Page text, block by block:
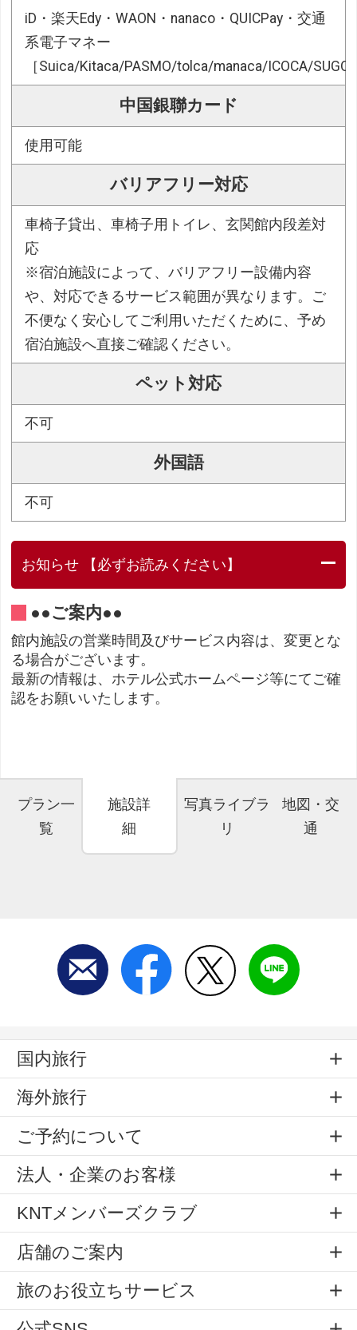
iD・楽天Edy・WAON・nanaco・QUICPay・交通
系電子マネー
［Suica/Kitaca/PASMO/tolca/manaca/ICOCA/
中国銀聯カード
使用可能
バリアフリー対応
車椅子貸出、車椅子用トイレ、玄関館内段差対
応
※宿泊施設によって、バリアフリー設備内容
や、対応できるサービス範囲が異なります。ご
不便なく安心してご利用いただくために、予め
宿泊施設へ直接ご確認ください。
ペット対応
不可
外国語
不可
お知らせ 【必ずお読みください】
●●ご案内●●
館内施設の営業時間及びサービス内容は、変更とな
る場合がございます。
最新の情報は、ホテル公式ホームページ等にてご確
認をお願いいたします。
プラン一
覧
施設詳
細
写真ライブラ
リ
地図・交
通
国内旅行
海外旅行
ご予約について
法人・企業のお客様
KNTメンバーズクラブ
店舗のご案内
旅のお役立ちサービス